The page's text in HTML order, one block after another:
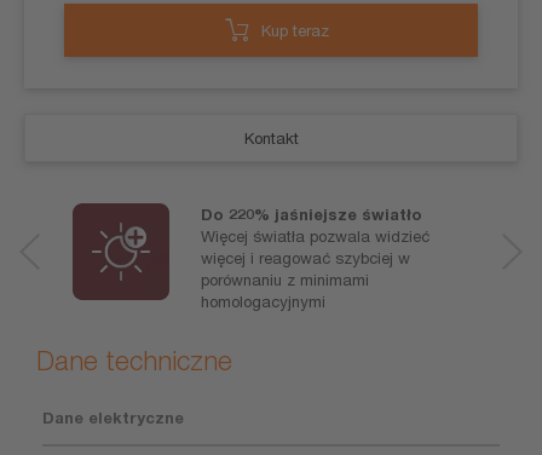
Kup teraz
Kontakt
Do 220% jaśniejsze światło
Więcej światła pozwala widzieć
więcej i reagować szybciej w
porównaniu z minimami
homologacyjnymi
Dane techniczne
Dane elektryczne